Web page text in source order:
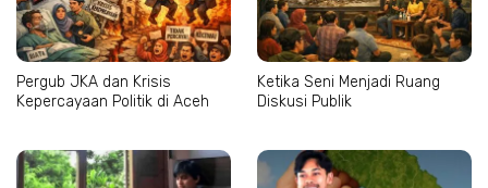
Pergub JKA dan Krisis
Kepercayaan Politik di Aceh
Ketika Seni Menjadi Ruang
Diskusi Publik